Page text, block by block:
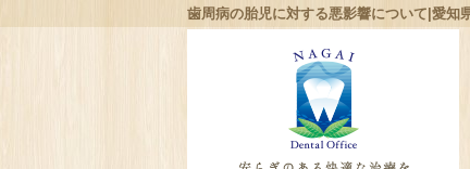
歯周病の胎児に対する悪影響について|愛知